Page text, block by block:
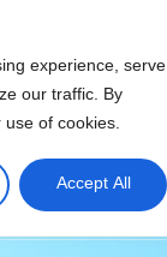
experience, serve
our traffic. By
use of cookies.
Accept All